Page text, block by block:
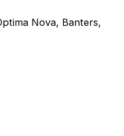
Nova, Banters,